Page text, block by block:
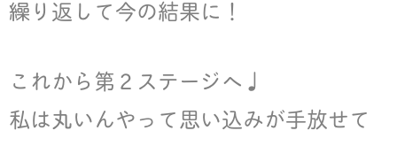
繰り返して今の結果に！
これから第２ステージへ♩
私は丸いんやって思い込みが手放せて